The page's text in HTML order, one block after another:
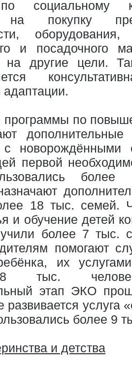
социальному
на покупку
оборудования,
и посадочного
на другие цели.
программы по
новорождёнными
первой
18 тыс. семей.
и обучение детей
более 7 тыс.
помогают
их услугами
тыс.
этап ЭКО
развивается услуга
более 9
и детства